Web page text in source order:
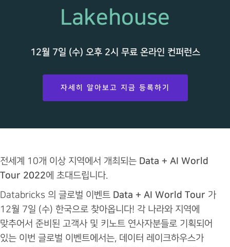
Lakehouse
12월 7일 (수) 오후 2시 무료 온라인 컨퍼런스
자세히 알아보고 지금 등록하기
전세계 10개 이상 지역에서 개최되는 Data + AI World
Tour 2022에 초대드립니다.
Databricks 의 글로벌 이벤트 Data + AI World Tour 가
12월 7일 (수) 한국으로 찾아옵니다! 각 나라와 지역에
맞추어서 준비된 고객사 및 키노트 연사자분들로 기획되어
있는 이번 글로벌 이벤트에서는, 데이터 레이크하우스가